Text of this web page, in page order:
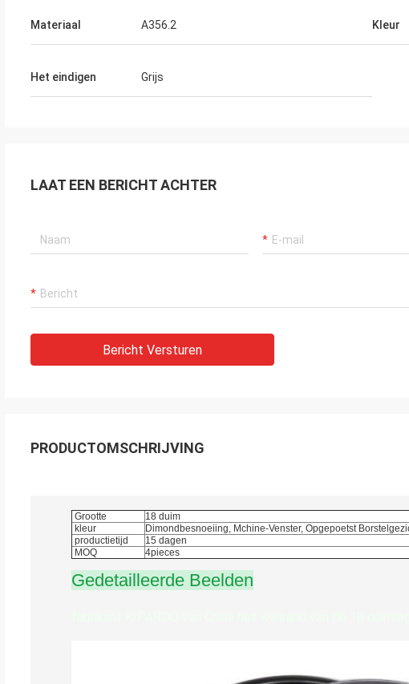
en
snelle
Materiaal A356.2 Kleur
Het eindigen Grijs
LAAT EEN BERICHT ACHTER
Bericht Versturen
PRODUCTOMSCHRIJVING
Grootte
18 duim
kleur
Dimondbesnoeiing, Mchine-Venster, Opgepoetst
productietijd
15 dagen
MOQ
4pieces
Gedetailleerde Beelden